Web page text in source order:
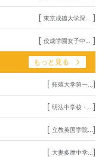
[ 東京成徳大学深... ]
[ 佼成学園女子中... ]
もっと見る
[ 拓殖大学第一... ]
[ 明法中学校・... ]
[ 立教英国学院... ]
[ 大妻多摩中学... ]